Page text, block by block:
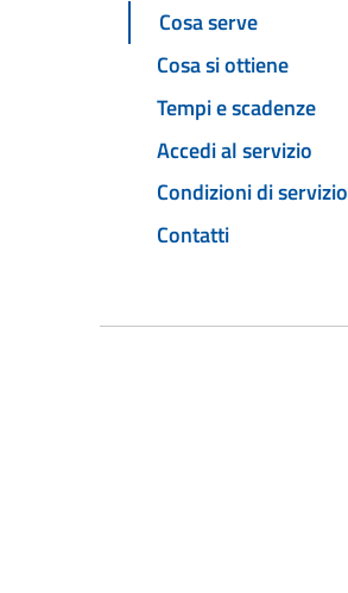
Cosa serve
Cosa si ottiene
Tempi e scadenze
Accedi al servizio
Condizioni di servizio
Contatti